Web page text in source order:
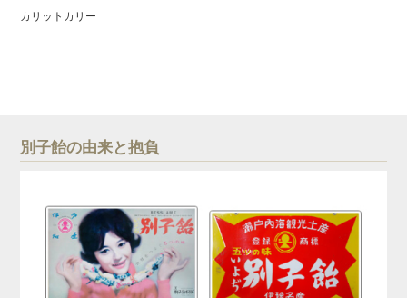
カリットカリー
別子飴の由来と抱負